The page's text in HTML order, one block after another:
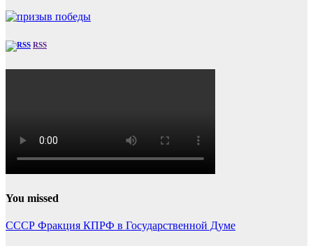
RSS
You missed
СССР Фракция КПРФ в Государственной Думе